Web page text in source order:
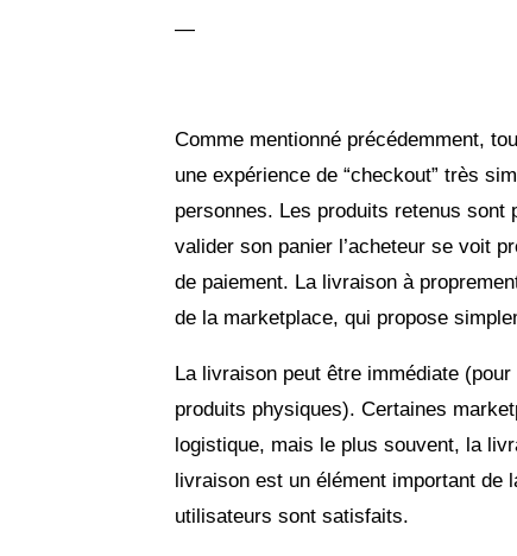
—
Comme mentionné précédemment,
une expérience de “checkout” très
personnes. Les produits retenus sont
valider son panier l’acheteur se voit
de paiement. La livraison à
de la marketplace, qui propose
La livraison peut être immédiate
produits physiques). Certaines
logistique, mais le plus souvent, la
livraison est un élément important
utilisateurs sont satisfaits.